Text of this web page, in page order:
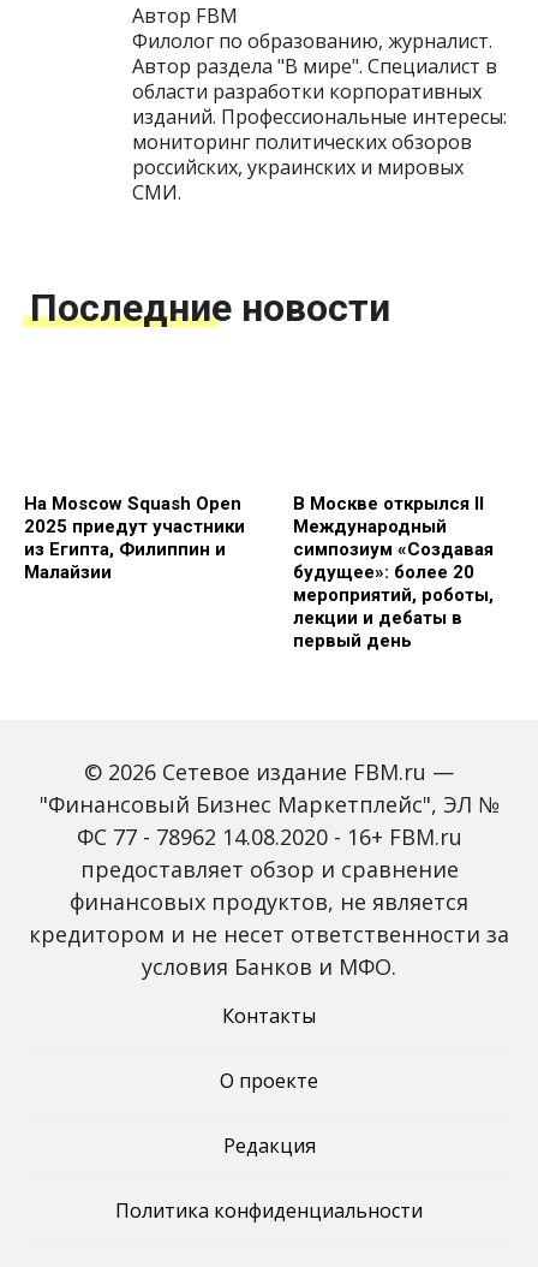
Автор FBM
Филолог по образованию, журналист.
Автор раздела "В мире". Специалист в
области разработки корпоративных
изданий. Профессиональные интересы:
мониторинг политических обзоров
российских, украинских и мировых
СМИ.
Последние новости
На Moscow Squash Open
2025 приедут участники
из Египта, Филиппин и
Малайзии
В Москве открылся II
Международный
симпозиум «Создавая
будущее»: более 20
мероприятий, роботы,
лекции и дебаты в
первый день
Зарплаты вырастут,
банки включат защиту
от мошенников: какие
новые законы ждут
россиян с октября
Россиян предупредили
мошенников на фоне
снижения ключевой
ставки
© 2026 Сетевое издание FBM.ru —
"Финансовый Бизнес Маркетплейс", ЭЛ №
ФС 77 - 78962 14.08.2020 - 16+ FBM.ru
предоставляет обзор и сравнение
финансовых продуктов, не является
кредитором и не несет ответственности за
условия Банков и МФО.
Контакты
О проекте
Редакция
Политика конфиденциальности